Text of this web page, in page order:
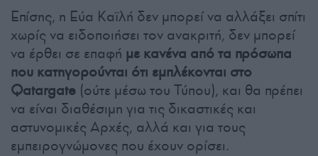
Επίσης, η Εύα Καϊλή δεν μπορεί να αλλάξει σπίτι
χωρίς να ειδοποιήσει τον ανακριτή, δεν μπορεί
να έρθει σε επαφή με κανένα από τα πρόσωπα
που κατηγορούνται ότι εμπλέκονται στο
Qatargate (ούτε μέσω του Τύπου), και θα πρέπει
να είναι διαθέσιμη για τις δικαστικές και
αστυνομικές Αρχές, αλλά και για τους
εμπειρογνώμονες που έχουν ορίσει.